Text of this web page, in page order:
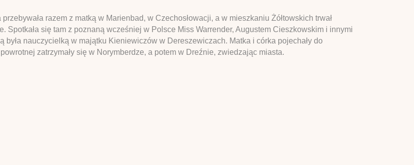
razem z matką w Marienbad, w Czechosłowacji, a w mieszkaniu Żółtowskich trwał
Spotkała się tam z poznaną wcześniej w Polsce Miss Warrender, Augustem Cieszkowskim i innymi
była nauczycielką w majątku Kieniewiczów w Dereszewiczach. Matka i córka pojechały do
zatrzymały się w Norymberdze, a potem w Dreźnie, zwiedzając miasta.